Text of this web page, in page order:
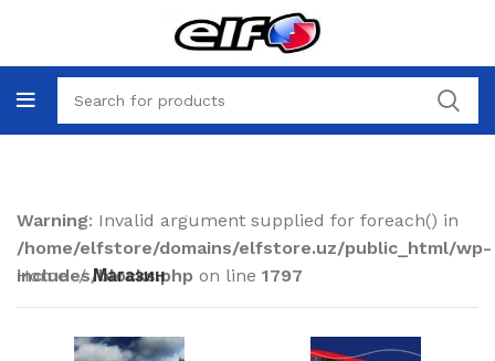
Warning: Invalid argument supplied for foreach() in
/home/elfstore/domains/elfstore.uz/public_html/wp-
includes/blocks.php on line 1797
Home Магазин